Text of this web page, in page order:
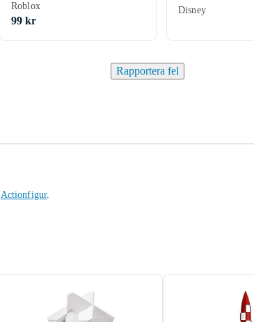
Roblox
99 kr
Disney
Rapportera fel
Actionfigur.